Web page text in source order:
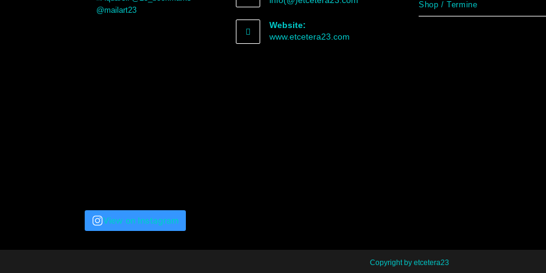
@mailart23
View on Instagram
Website:
www.etcetera23.com
Shop / Termine
Copyright by etcetera23